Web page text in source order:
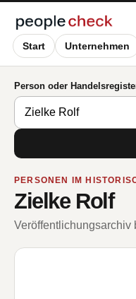
Start Unternehmen
Person oder
PERSONEN IM
Zielke Rolf
Veröffentlichungsarchiv